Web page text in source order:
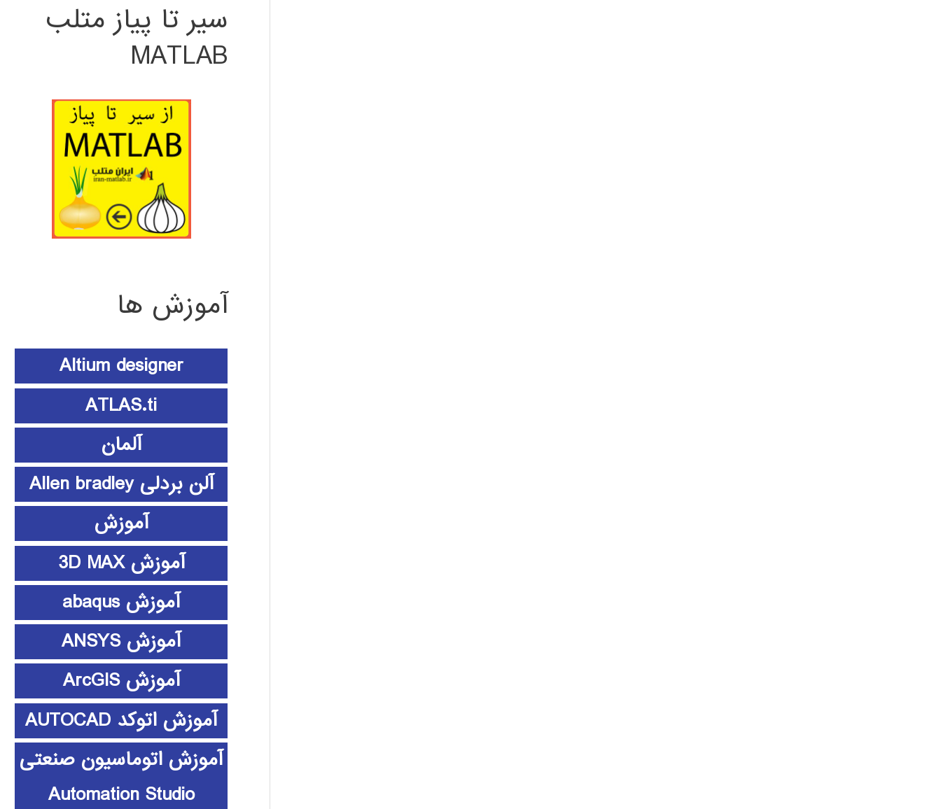
سیر تا پیاز متلب
MATLAB
آموزش ها
Altium designer
ATLAS.ti
آلمان
آلن بردلی Allen bradley
آموزش
آموزش 3D MAX
آموزش abaqus
آموزش ANSYS
آموزش ArcGIS
آموزش اتوکد AUTOCAD
آموزش اتوماسیون صنعتی
Automation Studio